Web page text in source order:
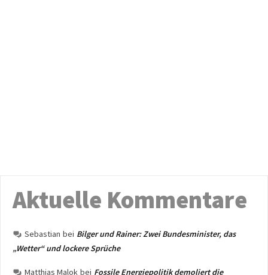
Aktuelle Kommentare
Sebastian bei Bilger und Rainer: Zwei Bundesminister, das
„Wetter“ und lockere Sprüche
Matthias Malok bei Fossile Energiepolitik demoliert die